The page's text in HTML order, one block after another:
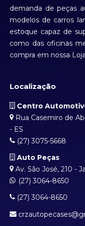
demanda de peças
modelos de carros
estoque capaz de
como das oficinas
compra em nossa
Localização
Centro
Rua Casemiro de
- ES
(27) 3075-5668
Auto Peças
Av. São José, 210 -
(27) 3064-8650
(27) 3064-8650